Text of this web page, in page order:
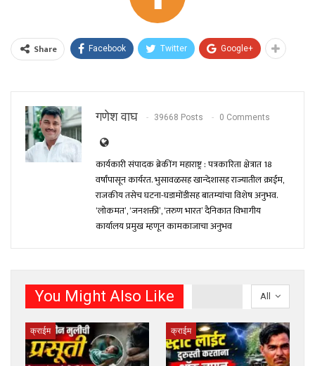
Share Facebook Twitter Google+
गणेश वाघ 39668 Posts 0 Comments
कार्यकारी संपादक ब्रेकींग महाराष्ट्र : पत्रकारिता क्षेत्रात 18
वर्षांपासून कार्यरत. भुसावळसह खान्देशासह राज्यातील क्राईम,
राजकीय तसेच घटना-घडामोंडीसह बातम्यांचा विशेष अनुभव.
‘लोकमत’, ‘जनशक्ती’, ‘तरुण भारत’ दैनिकात विभागीय
कार्यालय प्रमुख म्हणून कामकाजाचा अनुभव
All
You Might Also Like
क्राईम क्राईम